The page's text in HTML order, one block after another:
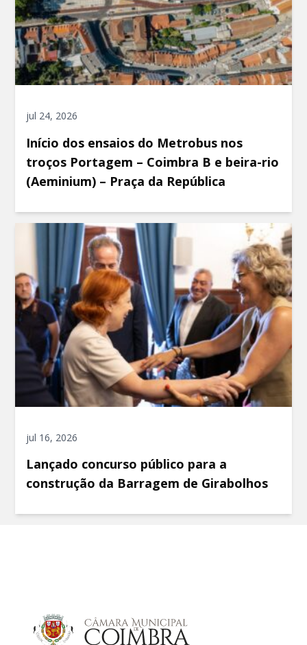
jul 24, 2026
Início dos ensaios do Metrobus nos
troços Portagem – Coimbra B e beira-rio
(Aeminium) – Praça da República
jul 16, 2026
Lançado concurso público para a
construção da Barragem de Girabolhos